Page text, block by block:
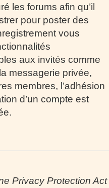
les forums afin qu’il
pour poster des
vous
aux invités comme
messagerie privée,
membres, l’adhésion
d’un compte est
Privacy Protection Act